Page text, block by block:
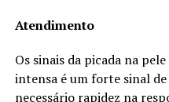
Atendimento
Os sinais da picada na
intensa é um forte sinal de
necessário rapidez na